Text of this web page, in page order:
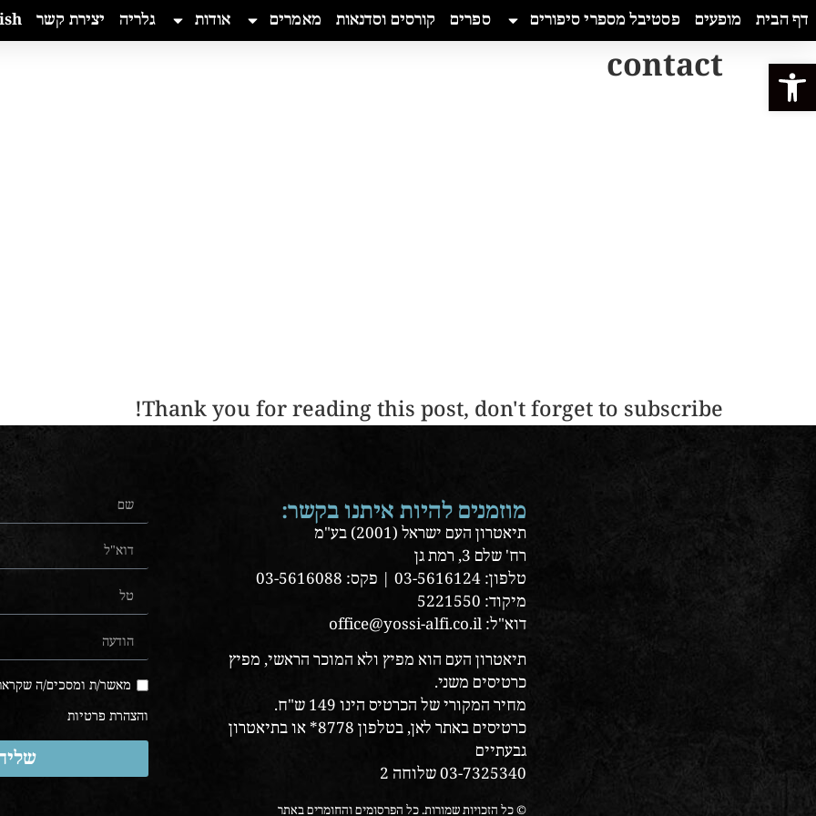
דף הבית מופעים פסטיבל מספרי סיפורים ספרים קורסים וסדנאות מאמרים אודות גלריה יצירת קשר
contact
Thank you for reading this post, don't forget to subscribe!
מוזמנים להיות איתנו בקשר:
תיאטרון העם ישראל (2001) בע"מ
רח' שלם 3, רמת גן
טלפון: 03-5616124 | פקס: 03-5616088
מיקוד: 5221550
דוא"ל: office@yossi-alfi.co.il
תיאטרון העם הוא מפיץ ולא המוכר הראשי, מפיץ
כרטיסים משני.
מחיר המקורי של הכרטיס הינו 149 ש"ח.
כרטיסים באתר לאן, בטלפון 8778* או בתיאטרון
גבעתיים
03-7325340 שלוחה 2
© כל הזכויות שמורות. כל הפרסומים והחומרים באתר
מאשר/ת ומסכים/ה
והצהרת פרטיות
פתח סרגל נגישות